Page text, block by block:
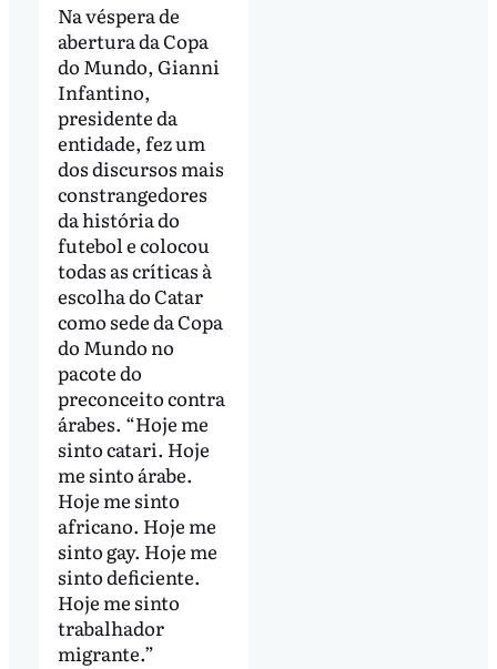
Na véspera de
abertura da Copa
do Mundo, Gianni
Infantino,
presidente da
entidade, fez um
dos discursos mais
constrangedores
da história do
futebol e colocou
todas as críticas à
escolha do Catar
como sede da Copa
do Mundo no
pacote do
preconceito contra
árabes. “Hoje me
sinto catari. Hoje
me sinto árabe.
Hoje me sinto
africano. Hoje me
sinto gay. Hoje me
sinto deficiente.
Hoje me sinto
trabalhador
migrante.”